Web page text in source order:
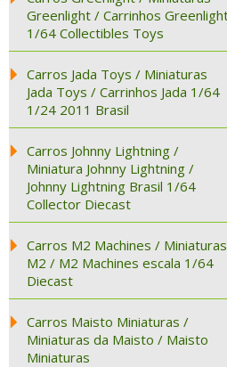
Greenlight / Carrinhos
1/64 Collectibles Toys
Carros Jada Toys / Miniaturas
Jada Toys / Carrinhos Jada 1/64
1/24 2011 Brasil
Carros Johnny Lightning /
Miniatura Johnny Lightning /
Johnny Lightning Brasil 1/64
Collector Diecast
Carros M2 Machines / Miniaturas
M2 / M2 Machines escala 1/64
Diecast
Carros Maisto Miniaturas /
Miniaturas da Maisto / Maisto
Miniaturas